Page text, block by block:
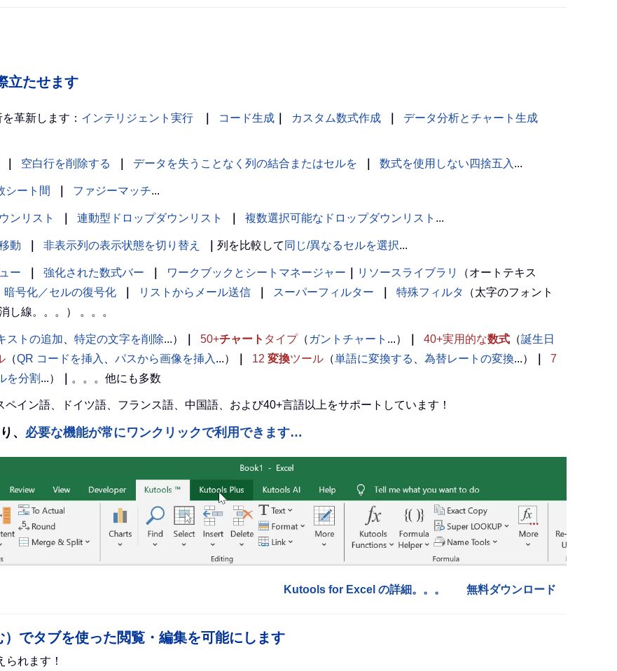
立たせます
革新します： インテリジェント実行 コード生成 カスタム数式作成
データ分析とチャート生成
空白行を削除する データを失うことなく列の結合またはセルを 数式を使用しない四捨五入 ...
シート間 ファジーマッチ...
ンリスト 連動型ドロップダウンリスト 複数選択可能なドロップダウンリスト ...
動 非表示列の表示状態を切り替え 列を比較して 同じ/異なるセルを選択...
ー 強化された数式バー ワークブックとシートマネージャー リソースライブラリ
（オートテキス
暗号化／セルの復号化 リストからメール送信 スーパーフィルター 特殊フィルタ
（太字のフォント
し線。。。） 。。。
ストの追加 特定の文字を削除...） 50+チャート タイプ（ ガントチャート ...） 40+実用的な数式 （誕生日
（QR コードを挿入 パスから画像を挿入 ...） 12 変換ツール （単語に変換する 為替レートの変換...）
7
を分割 ...） 。。。他にも多数
イン語、ドイツ語、フランス語、中国語、および40+言語以上をサポートしています！
、 必要な機能が常にワンクリックで利用できます…
Kutools for Excel の詳細。。。 無料ダウンロード
でタブを使った閲覧・編集を可能にします
れます！